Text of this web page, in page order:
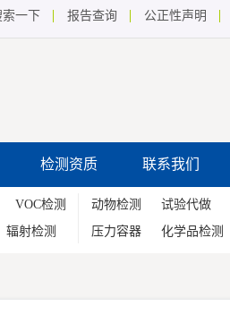
索一下 报告查询 公正性声明
检测资质 联系我们
VOC检测
辐射检测
动物检测 试验代做
压力容器
化学品检测